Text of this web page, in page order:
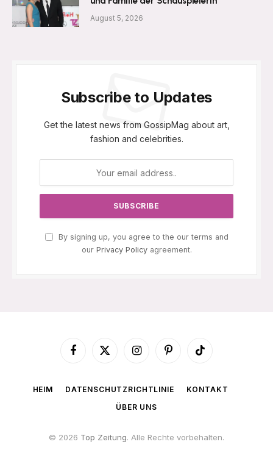
August 5, 2026
Subscribe to Updates
Get the latest news from GossipMag about art,
fashion and celebrities.
By signing up, you agree to the our terms and
our Privacy Policyagreement.
Facebook
X
InstagramPinterestTikTok
HEIM DATENSCHUTZRICHTLINIE
KONTAKT
ÜBER UNS
© 2026 Top Zeitung. Alle Rechte vorbehalten.